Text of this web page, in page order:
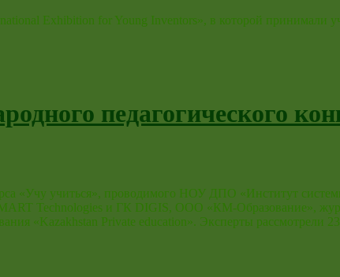
Exhibition for Young Inventors», в которой принимали
педагогического
«Учу учиться», проводимого НОУ ДПО «Институт
Technologies и ГК DIGIS, ООО «КМ-Образование»,
«Kazakhstan Private education». Эксперты